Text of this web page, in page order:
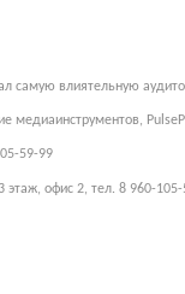
самую влиятельную
медиаинструментов,
59-99
этаж, офис 2, тел. 8 960-